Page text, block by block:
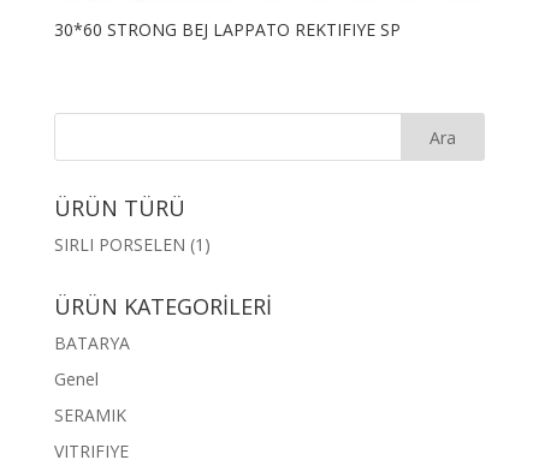
30*60 STRONG BEJ LAPPATO REKTIFIYE SP
ÜRÜN TÜRÜ
SIRLI PORSELEN (1)
ÜRÜN KATEGORİLERİ
BATARYA
Genel
SERAMIK
VITRIFIYE